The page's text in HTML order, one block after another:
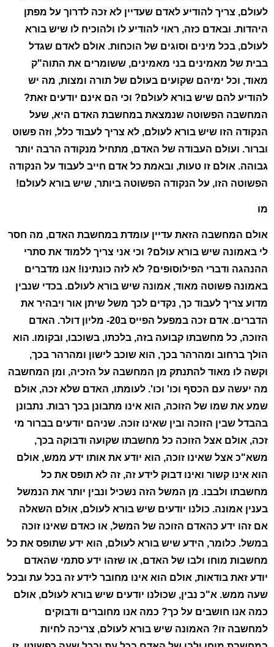
לעולם, צריך להודיע לאדם שעדיין לא זכה לדרוך על מפתן
היהדות. ובאדם כזה, ראוי להודיע לו ולהוכיח לו שיש בורא
לעולם, בכל מינים וסוגים של הוכחות. אולם לאדם שגדל
בבית של מאמינים בני מאמינים, ששומרים את התוה"ק
מאוד, וכל ימיהם שקועים בעולם של תורה ומצות, מה יש
להודיע להם שיש בורא לעולם? וכי הם אינם יודעים זאת?
המחשבה הפשוטה שנמצאת במחשבת האדם היא, שעל
הנקודה הזו שיש בורא לעולם, לא צריך לעבוד כלל, וזה פשוט
וברור. ועולם העבודה של האדם, מתחיל מנקודה הרבה יותר
גבוהה. אולם זו טעות, ובאמת כל אדם חייב לעבוד על הנקודה
הפשוטה הזו, על הנקודה הפשוטה ביותר, שיש בורא לעולם!
מו
אולם המחשבה הזאת עדיין עומדת במחשבת האדם, מה חסר
לי באמונה שיש בורא עולם? וכי אני צריך ללמוד את סתרי
ההנהגה ודברי הפילוסופים? לא לזה כונתינו! אנו מדברים
באמונה פשוטה מאוד, אמונה שיש בורא לעולם. בכדי שנבין
מדוע צריך לעבוד כך, נקדים לכך משל שיתן אור ויבהיר את
הדברים. אדם זכה במפעל הפייס ב20- מליון דולר. האדם
הזוכה, כל מחשבתו קבועה בזה, בלכתו, בשוכבו, ובקומו. הוא
הולך ברחוב ומהרהר בכך, הוא שוכב לישון ומהרהר בכך,
וקשה לו מאוד להתנתק מן המחשבה על הזכיה, ומן המחשבה
מה יעשה עם הכסף וכו' וכו'. לעומתו, האדם שלא זכה, אולם
שמע את שמו של הזוכה, הוא אינו מתבונן בכך רבות. נתבונן
בהבדל שבין הזוכה ובין שאינו זוכה. שניהם יודעים בברור מי
זכה, אולם אצל הזוכה כל מחשבתו שקועה ודבוקה בכך,
משא"כ אצל שאינו זוכה, הוא יודע את אותו ידע ממש, אולם
הוא אינו קשור ואינו דבוק לידע זה, זה לא תופס את כל
מחשבתו ולבבו. מן המשל הזה נשכיל ונבין יותר את הנמשל
בענין אמונה. כולנו יודעים שיש בורא לעולם, אולם השאלה
אם זהו ידע כהאדם הזוכה של המשל, או כאדם שאינו זוכה
במשל. כלומר, הידע שיש בורא לעולם, הוא ידע שתופס את כל
מחשבות מוחו ולבו של האדם, או שזהו ידע סתמי שהאדם
יודע זאת בודאות, אולם הוא אינו מחובר לידע זה בכל עת ובכל
שעה ממש. א"כ נבין, שכולנו יודעים שיש בורא לעולם, אולם
כמה אנו חושבים על כך? כמה אנו מחוברים ודבוקים
למחשבה זו? האמונה שיש בורא לעולם, צריכה לחיות